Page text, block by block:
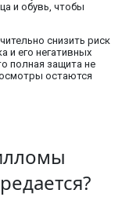
и обувь, чтобы
снизить риск
и его негативных
полная защита не
остаются